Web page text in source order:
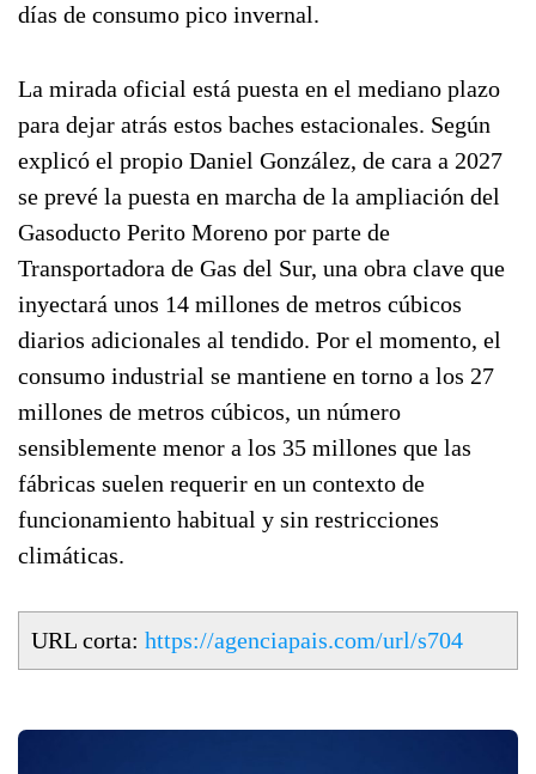
días de consumo pico invernal.
La mirada oficial está puesta en el mediano plazo
para dejar atrás estos baches estacionales. Según
explicó el propio Daniel González, de cara a 2027
se prevé la puesta en marcha de la ampliación del
Gasoducto Perito Moreno por parte de
Transportadora de Gas del Sur, una obra clave que
inyectará unos 14 millones de metros cúbicos
diarios adicionales al tendido. Por el momento, el
consumo industrial se mantiene en torno a los 27
millones de metros cúbicos, un número
sensiblemente menor a los 35 millones que las
fábricas suelen requerir en un contexto de
funcionamiento habitual y sin restricciones
climáticas.
URL corta: https://agenciapais.com/url/s704